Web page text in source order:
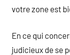
votre zone est
En ce qui
judicieux de se